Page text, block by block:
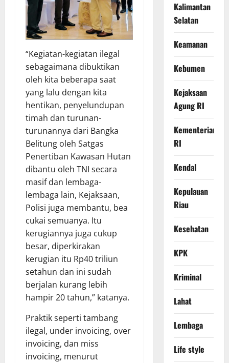
“Kegiatan-kegiatan ilegal
sebagaimana dibuktikan
oleh kita beberapa saat
yang lalu dengan kita
hentikan, penyelundupan
timah dan turunan-
turunannya dari Bangka
Belitung oleh Satgas
Penertiban Kawasan Hutan
dibantu oleh TNI secara
masif dan lembaga-
lembaga lain, Kejaksaan,
Polisi juga membantu, bea
cukai semuanya. Itu
kerugiannya juga cukup
besar, diperkirakan
kerugian itu Rp40 triliun
setahun dan ini sudah
berjalan kurang lebih
hampir 20 tahun,” katanya.
Praktik seperti tambang
ilegal, under invoicing, over
invoicing, dan miss
invoicing, menurut
Kalimantan
Selatan
Keamanan
Kebumen
Kejaksaan
Agung RI
Kementerian
RI
Kendal
Kepulauan
Riau
Kesehatan
KPK
Kriminal
Lahat
Lembaga
Life style